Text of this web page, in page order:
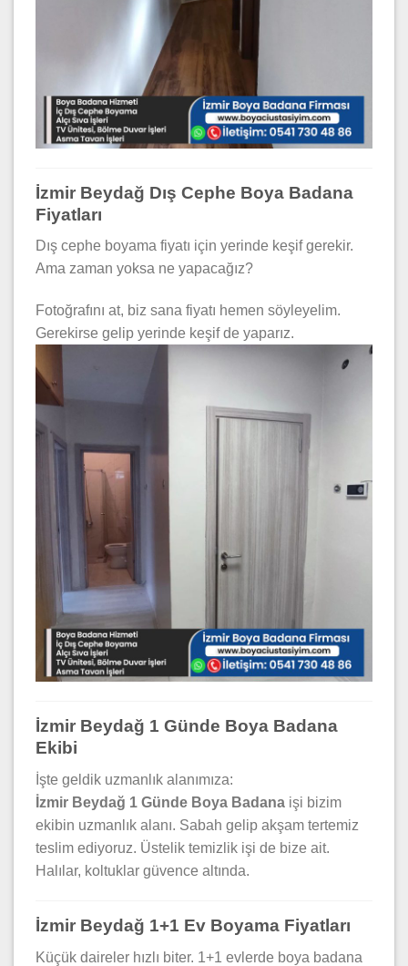
İzmir Beydağ Dış Cephe Boya Badana
Fiyatları
Dış cephe boyama fiyatı için yerinde keşif gerekir.
Ama zaman yoksa ne yapacağız?
Fotoğrafını at, biz sana fiyatı hemen söyleyelim.
Gerekirse gelip yerinde keşif de yaparız.
İzmir Beydağ 1 Günde Boya Badana
Ekibi
İşte geldik uzmanlık alanımıza:
İzmir Beydağ 1 Günde Boya Badana işi bizim
ekibin uzmanlık alanı. Sabah gelip akşam tertemiz
teslim ediyoruz. Üstelik temizlik işi de bize ait.
Halılar, koltuklar güvence altında.
İzmir Beydağ 1+1 Ev Boyama Fiyatları
Küçük daireler hızlı biter. 1+1 evlerde boya badana